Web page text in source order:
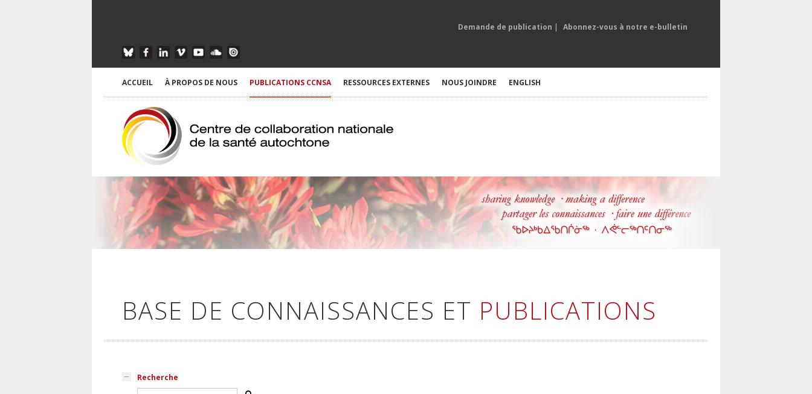
Demande de publication | Abonnez-vous à notre e-bulletin
ACCUEIL À PROPOS DE NOUS PUBLICATIONS CCNSA RESSOURCES EXTERNES NOUS JOINDRE ENGLISH
BASE DE CONNAISSANCES ET PUBLICATIONS
Recherche